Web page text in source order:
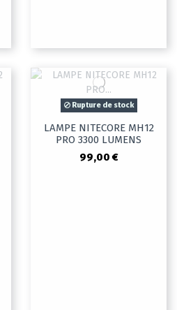
Rupture de stock
LAMPE NITECORE MH12
PRO 3300 LUMENS
99,00 €